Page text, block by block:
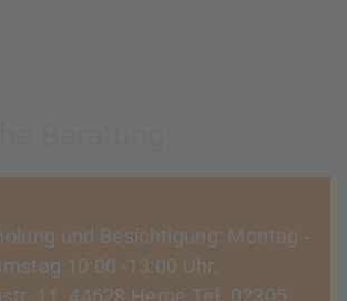
und Besichtigung: Montag -
10:00 -13:00 Uhr,
11, 44628 Herne Tel. 02305